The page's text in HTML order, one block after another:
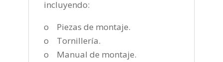
incluyendo:
o Piezas de montaje.
o Tornillería.
o Manual de montaje.